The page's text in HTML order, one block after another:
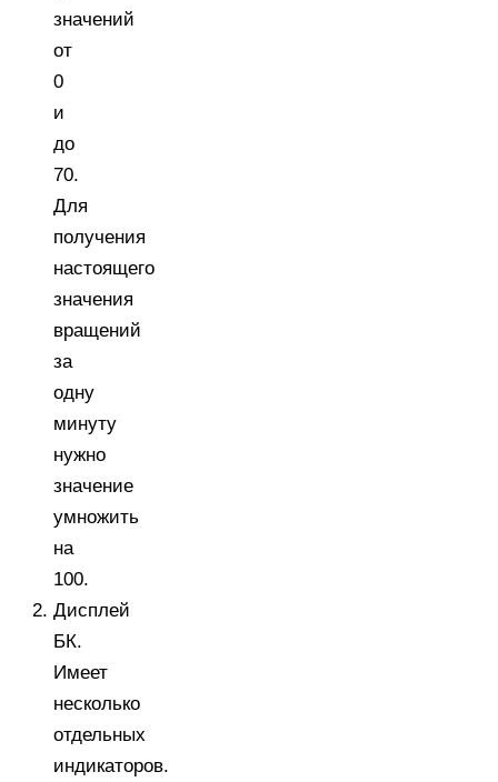
значений
от
0
и
до
70.
Для
получения
настоящего
значения
вращений
за
одну
минуту
нужно
значение
умножить
на
100.
Дисплей
БК.
Имеет
несколько
отдельных
индикаторов.